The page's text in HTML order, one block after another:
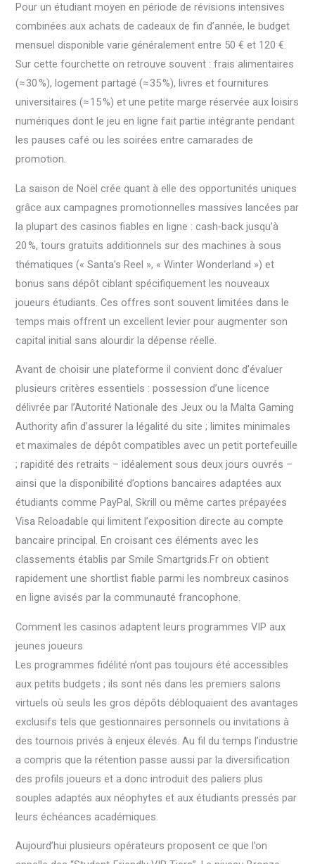
Pour un étudiant moyen en période de révisions intensives
combinées aux achats de cadeaux de fin d’année, le budget
mensuel disponible varie généralement entre 50 € et 120 €.
Sur cette fourchette on retrouve souvent : frais alimentaires
(≈ 30 %), logement partagé (≈ 35 %), livres et fournitures
universitaires (≈ 15 %) et une petite marge réservée aux loisirs
numériques dont le jeu en ligne fait partie intégrante pendant
les pauses café ou les soirées entre camarades de
promotion.
La saison de Noël crée quant à elle des opportunités uniques
grâce aux campagnes promotionnelles massives lancées par
la plupart des casinos fiables en ligne : cash‑back jusqu’à
20 %, tours gratuits additionnels sur des machines à sous
thématiques (« Santa’s Reel », « Winter Wonderland ») et
bonus sans dépôt ciblant spécifiquement les nouveaux
joueurs étudiants. Ces offres sont souvent limitées dans le
temps mais offrent un excellent levier pour augmenter son
capital initial sans alourdir la dépense réelle.
Avant de choisir une plateforme il convient donc d’évaluer
plusieurs critères essentiels : possession d’une licence
délivrée par l’Autorité Nationale des Jeux ou la Malta Gaming
Authority afin d’assurer la légalité du site ; limites minimales
et maximales de dépôt compatibles avec un petit portefeuille
; rapidité des retraits – idéalement sous deux jours ouvrés –
ainsi que la disponibilité d’options bancaires adaptées aux
étudiants comme PayPal, Skrill ou même cartes prépayées
Visa Reloadable qui limitent l’exposition directe au compte
bancaire principal. En croisant ces éléments avec les
classements établis par Smile Smartgrids.Fr on obtient
rapidement une shortlist fiable parmi les nombreux casinos
en ligne avisés par la communauté francophone.
Comment les casinos adaptent leurs programmes VIP aux
jeunes joueurs
Les programmes fidélité n’ont pas toujours été accessibles
aux petits budgets ; ils sont nés dans les premiers salons
virtuels où seuls les gros dépôts débloquaient des avantages
exclusifs tels que gestionnaires personnels ou invitations à
des tournois privés à enjeux élevés. Au fil du temps l’industrie
a compris que la rétention passe aussi par la diversification
des profils joueurs et a donc introduit des paliers plus
souples adaptés aux néophytes et aux étudiants pressés par
leurs échéances académiques.
Aujourd’hui plusieurs opérateurs proposent ce que l’on